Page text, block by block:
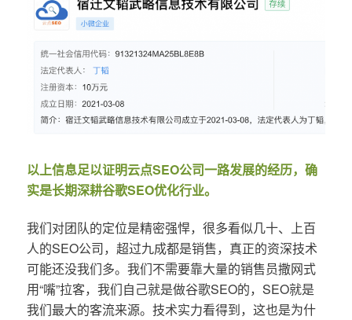
以上信息足以证明云点SEO公司一路发展的经历，确
实是长期深耕谷歌SEO优化行业。
我们对团队的定位是精密强悍，很多看似几十、上百
人的SEO公司，超过九成都是销售，真正的资深技术
可能还没我们多。我们不需要靠大量的销售员撒网式
用“嘴”拉客，我们自己就是做谷歌SEO的，SEO就是
我们最大的客流来源。技术实力看得到，这也是为什